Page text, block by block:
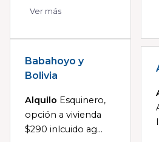
Ver más
Babahoyo y
Bolivia
Alquilo Esquinero,
opción a vivienda
$290 inlcuido ag...